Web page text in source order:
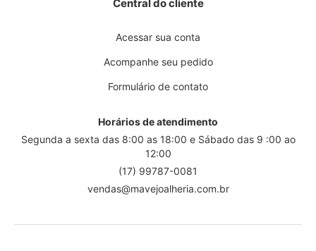
Central do cliente
Acessar sua conta
Acompanhe seu pedido
Formulário de contato
Horários de atendimento
Segunda a sexta das 8:00 as 18:00 e Sábado das 9 :00 ao
12:00
(17) 99787-0081
vendas@mavejoalheria.com.br